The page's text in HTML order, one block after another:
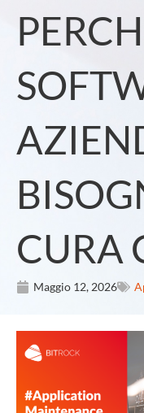
CURA
Maggio 12, 2026